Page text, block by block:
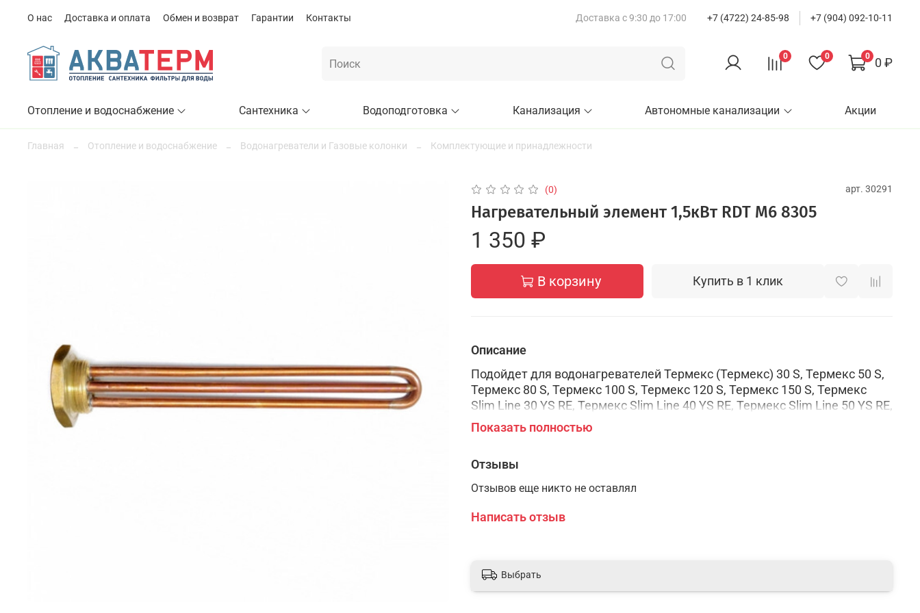
О нас Доставка и оплата Обмен и возврат Гарантии Контакты Доставка с 9:30 до 17:00 +7 (4722) 24-85-98 +7 (904) 092-10-11
0 0 0 0 ₽
Отопление и водоснабжение Сантехника Водоподготовка Канализация Автономные канализации Акции
Главная Отопление и водоснабжение Водонагреватели и Газовые колонки Комплектующие и принадлежности
(0) арт. 30291
Нагревательный элемент 1,5кВт RDT М6 8305
1 350 ₽
В корзину Купить в 1 клик
Описание
Подойдет для водонагревателей Термекс (Термекс) 30 S, Термекс 50 S,
Термекс 80 S, Термекс 100 S, Термекс 120 S, Термекс 150 S, Термекс
Slim Line 30 YS RE, Термекс Slim Line 40 YS RE, Термекс Slim Line 50 YS RE,
Термекс Slim Line 70 YS RE, а так же De Luxe 3W30V, 3W50V, 4W30Vs,
3W50V2, W80V1, 3W40V, W50V, W50V1, 4W40Vs, 3W60V1.
Показать полностью
Отзывы
Отзывов еще никто не оставлял
Написать отзыв
Выбрать